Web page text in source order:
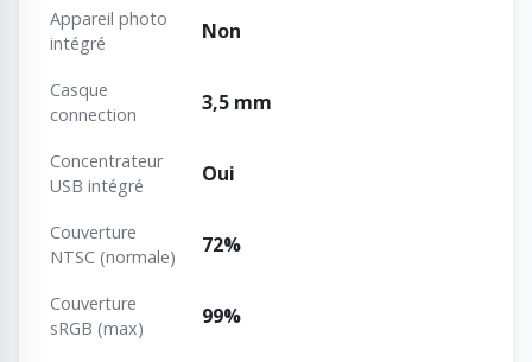
Appareil photo
intégré
Non
Casque
connection
3,5 mm
Concentrateur
USB intégré
Oui
Couverture
NTSC (normale)
72%
Couverture
sRGB (max)
99%